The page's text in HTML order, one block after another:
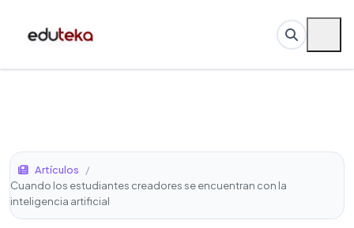
Artículos
/
Cuando los estudiantes creadores se encuentran con la
inteligencia artificial